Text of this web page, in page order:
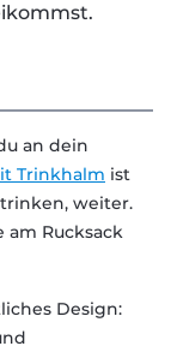
an dein
Trinkhalm ist
weiter.
Rucksack
Design: